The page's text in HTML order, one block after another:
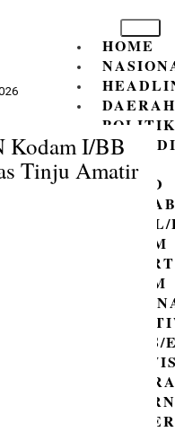
HOME
DAERAH
POLITIK
DPR
RI/DPRD
HUKUM
RAGAM
Kodam I/BB
Tinju Amatir